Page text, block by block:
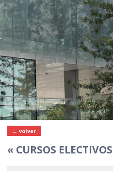
← volver
« CURSOS ELECTIVOS